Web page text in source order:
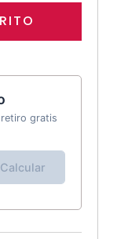
gratis
Calcular